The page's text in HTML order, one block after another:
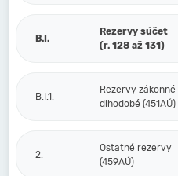
B.I.
Rezervy súčet
(r. 128 až 131)
B.I.1.
Rezervy zákonné
dlhodobé (451AÚ)
2.
Ostatné rezervy
(459AÚ)